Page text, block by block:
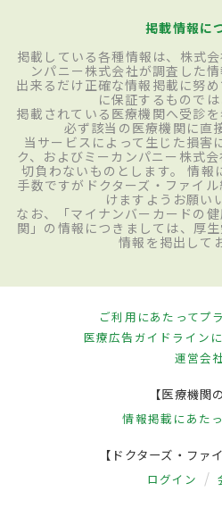
掲載情報に
掲載している各種情報は、株式
ンパニー株式会社が調査した
出来るだけ正確な情報掲載に努
に保証するものでは
掲載されている医療機関へ受診
必ず該当の医療機関に直
当サービスによって生じた損害
ク、およびミーカンパニー株式
切負わないものとします。 情報
手数ですがドクターズ・ファイ
けますようお願い
なお、「マイナンバーカードの
関」の情報につきましては、厚
情報を掲出して
ご利用にあたってプ
医療広告ガイドライン
運営会
【医療機関
情報掲載にあた
【ドクターズ・ファ
ログイン